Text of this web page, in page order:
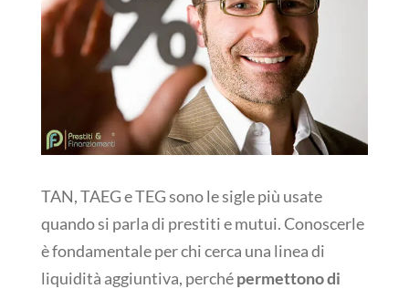
TAN, TAEG e TEG sono le sigle più usate
quando si parla di prestiti e mutui. Conoscerle
è fondamentale per chi cerca una linea di
liquidità aggiuntiva, perchépermettono di